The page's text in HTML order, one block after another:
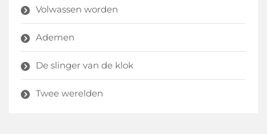
Volwassen worden
Ademen
De slinger van de klok
Twee werelden